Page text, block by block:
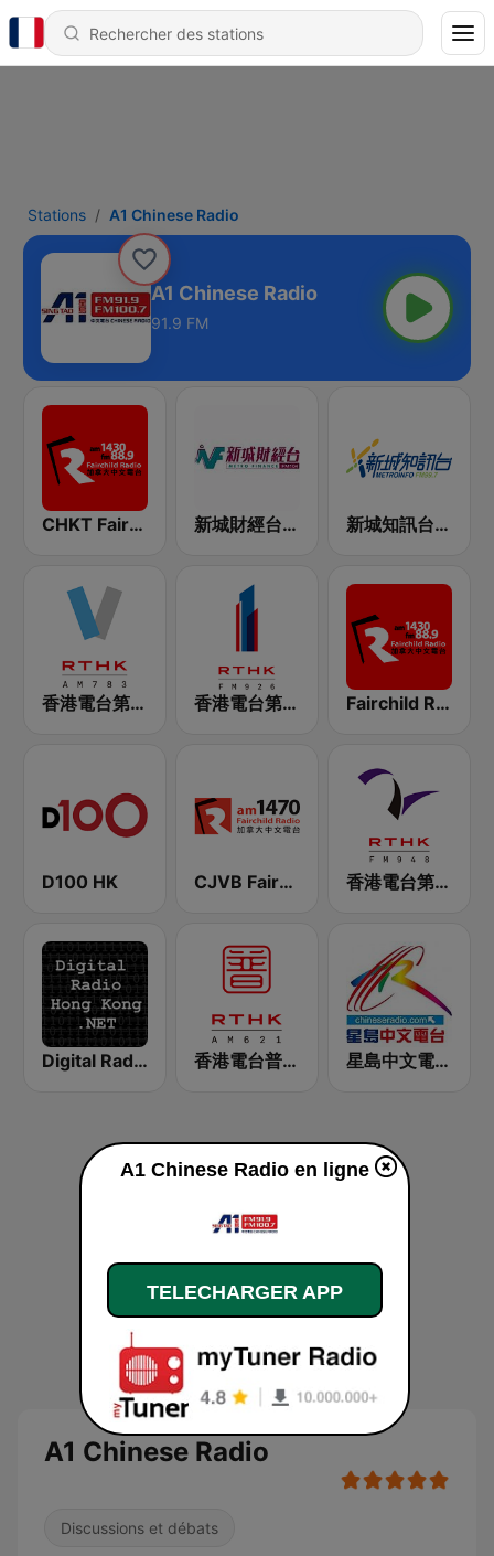
Stations A1 Chinese Radio
A1 Chinese Radio
91.9 FM
CHKT Fairchild Radio 新城財經台 Metro Finance FM104 新城知訊台 MetroInfo FM99.7
香港電台第五台 - RTHK Radio 5 香港電台第一台 RTHK Radio 1 Fairchild Radio 88.9 FM
D100 HK CJVB Fairchild Radio 1470 AM 香港電台第二台 RTHK Radio 2
Digital Radio Hong Kong 香港電台普通話台 RTHK Radio 星島中文電台-粵語台
A1 Chinese Radio
Discussions et débats
A1 Chinese Radio en ligne
TELECHARGER APP